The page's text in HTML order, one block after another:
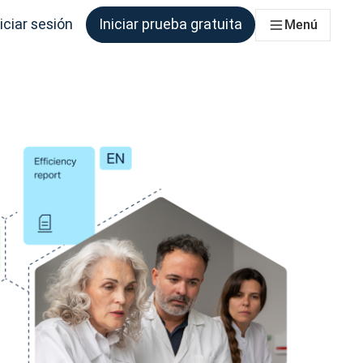
sesión Iniciar prueba gratuita Menú